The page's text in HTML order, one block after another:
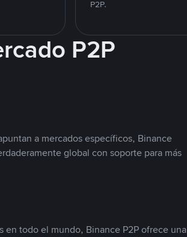
P2P.
P2P
a mercados específicos, Binance
global con soporte para más
en todo el mundo, Binance P2P ofrece una